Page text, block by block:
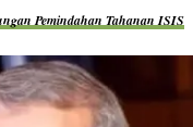
Pemindahan Tahanan ISIS